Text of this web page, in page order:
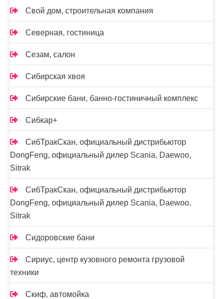
Свой дом, строительная компания
Северная, гостиница
Сезам, салон
Сибирская хвоя
Сибирские бани, банно-гостиничный комплекс
Сибкар+
СибТракСкан, официальный дистрибьютор
DongFeng, официальный дилер Scania, Daewoo,
Sitrak
СибТракСкан, официальный дистрибьютор
DongFeng, официальный дилер Scania, Daewoo,
Sitrak
Сидоровские бани
Сириус, центр кузовного ремонта грузовой
техники
Скиф, автомойка